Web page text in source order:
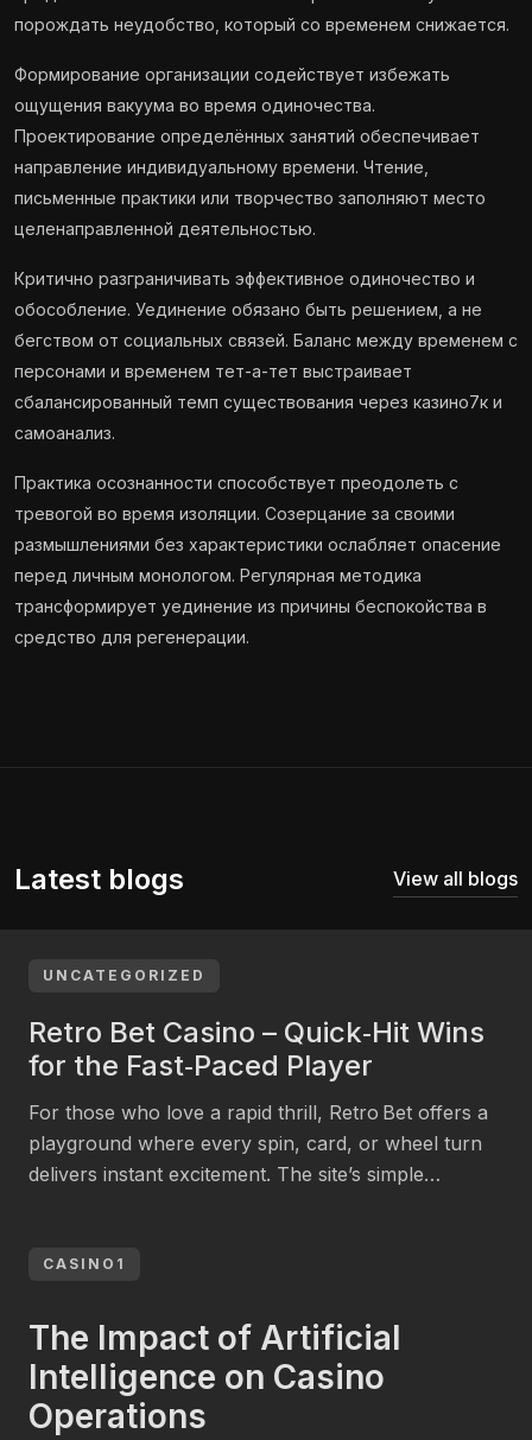
порождать неудобство, который со временем снижается.
Формирование организации содействует избежать
ощущения вакуума во время одиночества.
Проектирование определённых занятий обеспечивает
направление индивидуальному времени. Чтение,
письменные практики или творчество заполняют место
целенаправленной деятельностью.
Критично разграничивать эффективное одиночество и
обособление. Уединение обязано быть решением, а не
бегством от социальных связей. Баланс между временем с
персонами и временем тет-а-тет выстраивает
сбалансированный темп существования через казино7к и
самоанализ.
Практика осознанности способствует преодолеть с
тревогой во время изоляции. Созерцание за своими
размышлениями без характеристики ослабляет опасение
перед личным монологом. Регулярная методика
трансформирует уединение из причины беспокойства в
средство для регенерации.
Latest blogs View all blogs
UNCATEGORIZED
Retro Bet Casino – Quick‑Hit Wins
for the Fast‑Paced Player
For those who love a rapid thrill, Retro Bet offers a
playground where every spin, card, or wheel turn
delivers instant excitement. The site’s simple
ideal for short, high‑intensity sessions that focus on
over […]
CASINO1
The Impact of Artificial
Intelligence on Casino
Operations